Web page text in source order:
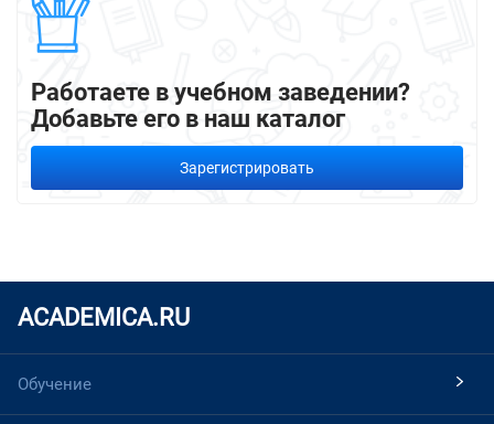
Работаете в учебном заведении?
Добавьте его в наш каталог
Зарегистрировать
ACADEMICA.RU
Обучение